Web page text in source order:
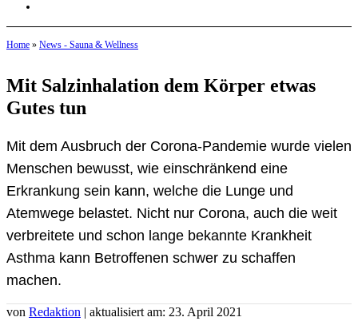
Home » News - Sauna & Wellness
Mit Salzinhalation dem Körper etwas
Gutes tun
Mit dem Ausbruch der Corona-Pandemie wurde vielen
Menschen bewusst, wie einschränkend eine
Erkrankung sein kann, welche die Lunge und
Atemwege belastet. Nicht nur Corona, auch die weit
verbreitete und schon lange bekannte Krankheit
Asthma kann Betroffenen schwer zu schaffen
machen.
von Redaktion | aktualisiert am: 23. April 2021